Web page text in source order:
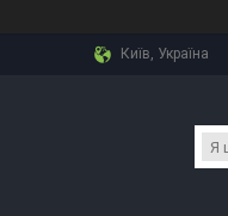
Київ, Україна